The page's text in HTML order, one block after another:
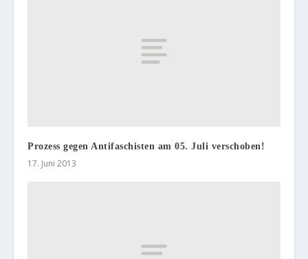
Prozess gegen Antifaschisten am 05. Juli verschoben!
17. Juni 2013